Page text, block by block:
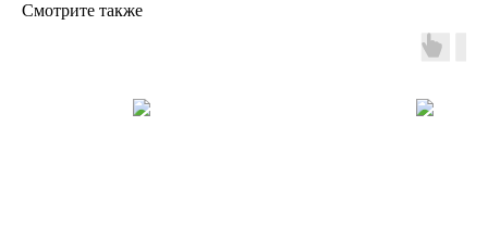
Смотрите также